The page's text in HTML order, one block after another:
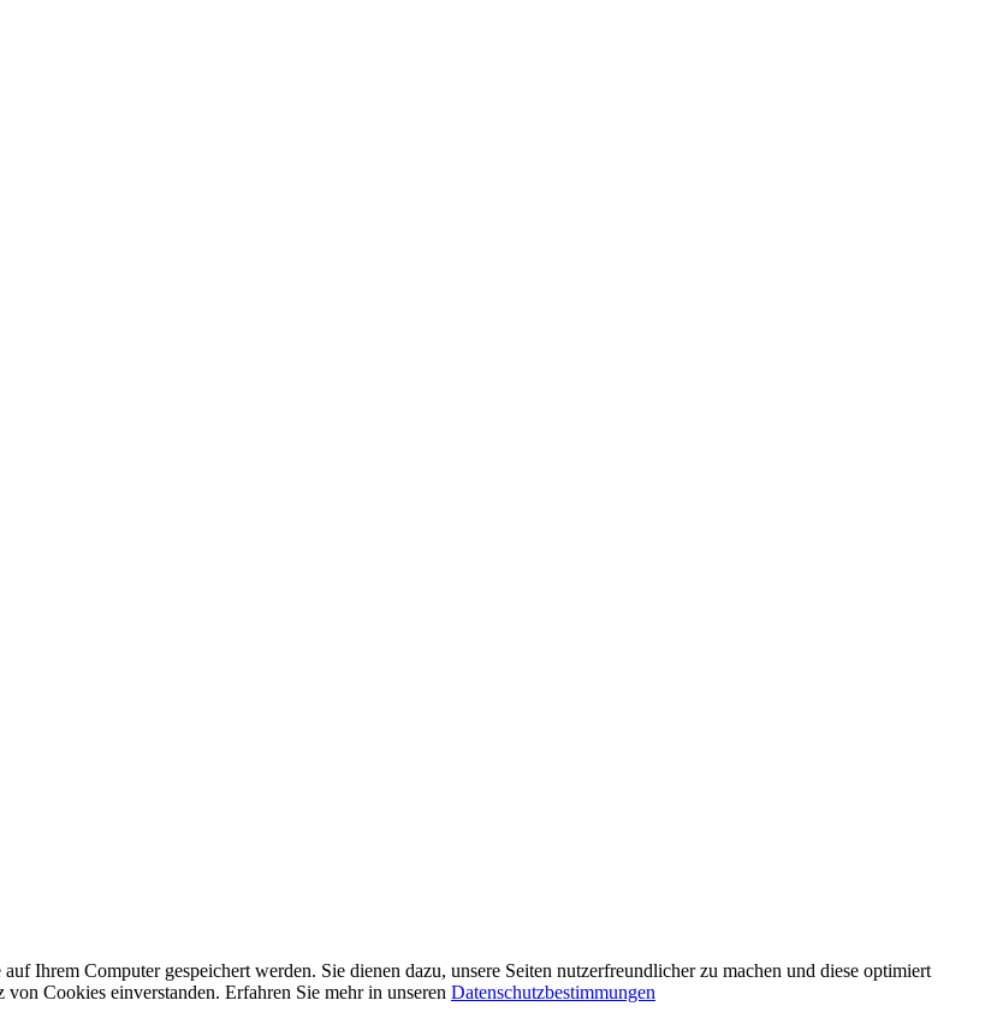
Ihrem Computer gespeichert werden. Sie dienen dazu, unsere Seiten nutzerfreundlicher zu machen und diese optimiert
Cookies einverstanden. Erfahren Sie mehr in unseren Datenschutzbestimmungen